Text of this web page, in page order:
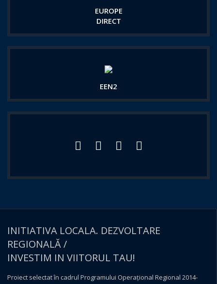
EUROPE
DIRECT
EEN2
INITIATIVA LOCALA. DEZVOLTARE
REGIONALĂ /
INVESTIM IN VIITORUL TAU!
Proiect selectat în cadrul Programului Operațional Regional 2014-